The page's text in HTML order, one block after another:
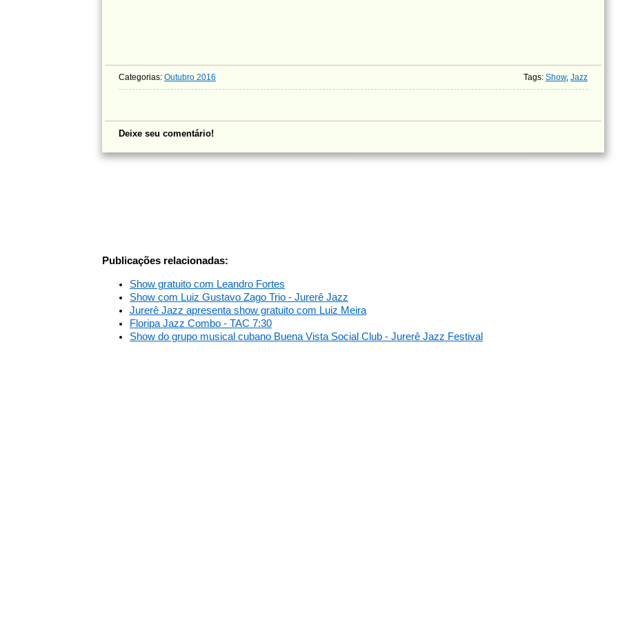
Categorias: Outubro 2016 Tags: Show, Jazz
Deixe seu comentário!
Publicações relacionadas:
Show gratuito com Leandro Fortes
Show com Luiz Gustavo Zago Trio - Jurerê Jazz
Jurerê Jazz apresenta show gratuito com Luiz Meira
Floripa Jazz Combo - TAC 7:30
Show do grupo musical cubano Buena Vista Social Club - Jurerê Jazz Festival